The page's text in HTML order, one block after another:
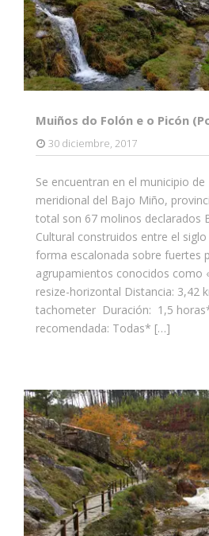
Muiños do Folón e o Picón
30 diciembre, 2017
Se encuentran en el municipio de
meridional del Bajo Miño,
total son 67 molinos declarados
Cultural construidos entre el siglo
forma escalonada sobre fuertes
agrupamientos conocidos como
resize-horizontal Distancia:
tachometer Duración: 1,5
recomendada: Todas* […]